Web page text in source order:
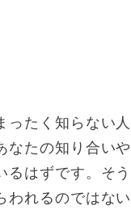
ったく知らない
なたの知り合い
るはずです。そ
われるのではな